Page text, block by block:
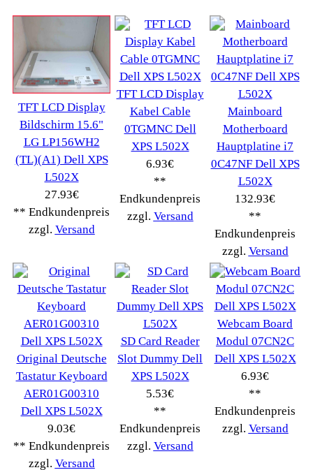
(2543)
Handy Telefon(1053)
Modellbau(593)
Monitore->
Fahrrad(76)
Wir akzeptieren
Informationen
Liefer- & Versandkosten
Datenschutzerklärung
Kontakt
Impressum
Widerrufsrecht
RMA & Service
Anteile
Winpoints
Kunden Werben
FAQ Hilfe
Bewerbungen
Affiliates
Login
Information